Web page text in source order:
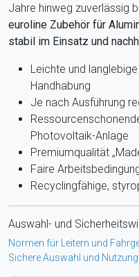
Jahre hinweg zuverlässig
euroline Zubehör für
stabil im Einsatz und
Leichte und
Handhabung
Je nach Ausführung
Photovoltaik-Anlage
Premiumqualität
Faire
Recyclingfähige,
Auswahl- und
Normen für Leitern und
Sichere Auswahl und